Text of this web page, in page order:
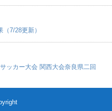
7/28更新）
ッカー大会 関西大会奈良県二回